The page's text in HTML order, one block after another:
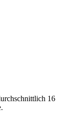
16